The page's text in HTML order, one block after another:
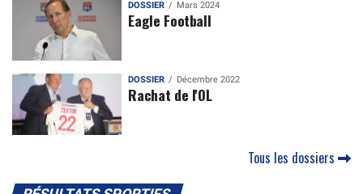
DOSSIER Mars 2024
Eagle Football
DOSSIER Décembre 2022
Rachat de l'OL
Tous les dossiers